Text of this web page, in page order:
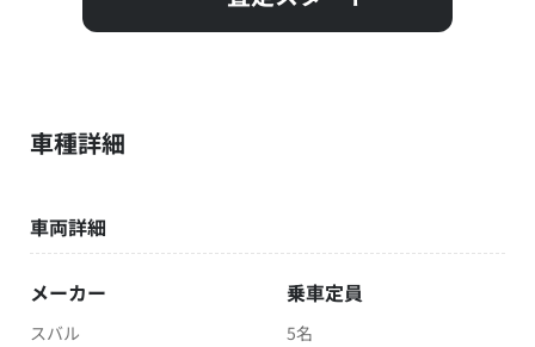
車種詳細
車両詳細
メーカー
スバル
乗車定員
5名